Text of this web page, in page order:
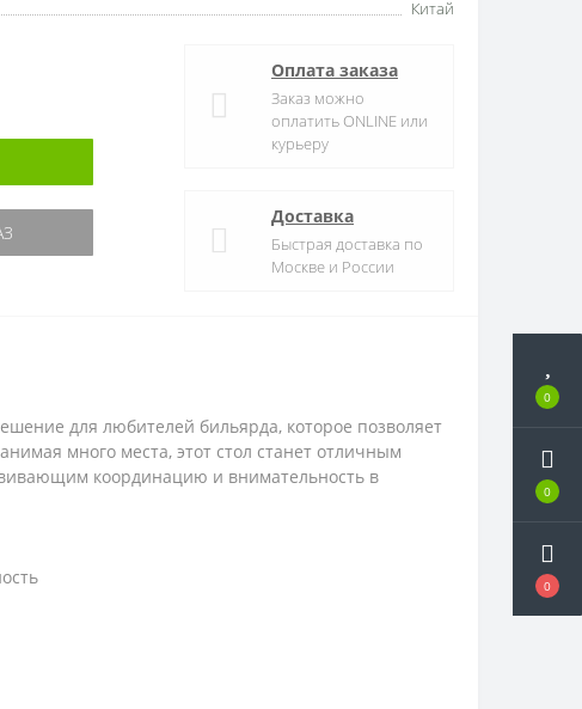
0
0
0
Китай
Оплата заказа
Заказ можно
оплатить ONLINE или
курьеру
Доставка
Быстрая доставка по
Москве и России
для любителей бильярда, которое позволяет
много места, этот стол станет отличным
координацию и внимательность в